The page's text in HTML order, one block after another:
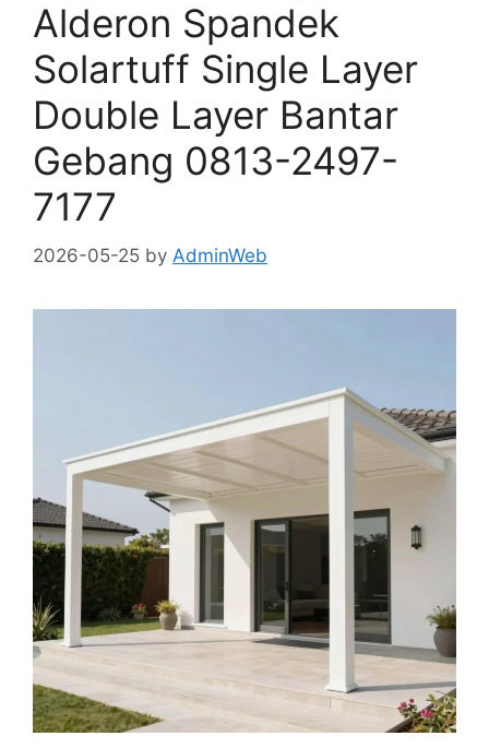
Alderon Spandek
Solartuff Single Layer
Double Layer Bantar
Gebang 0813-2497-
7177
2026-05-25 by AdminWeb